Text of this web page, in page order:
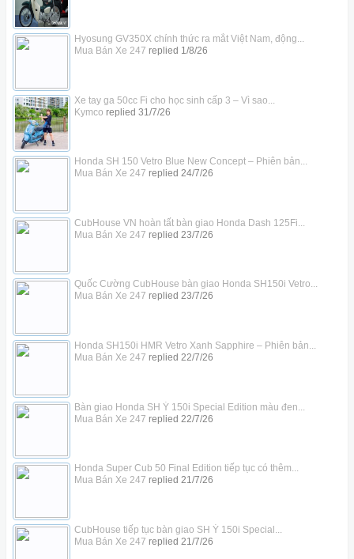
Hyosung GV350X chính thức ra mắt Việt Nam, động...
Mua Bán Xe 247 replied 1/8/26
Xe tay ga 50cc Fi cho học sinh cấp 3 – Vì sao...
Kymco replied 31/7/26
Honda SH 150 Vetro Blue New Concept – Phiên bản...
Mua Bán Xe 247 replied 24/7/26
CubHouse VN hoàn tất bàn giao Honda Dash 125Fi...
Mua Bán Xe 247 replied 23/7/26
Quốc Cường CubHouse bàn giao Honda SH150i Vetro...
Mua Bán Xe 247 replied 23/7/26
Honda SH150i HMR Vetro Xanh Sapphire – Phiên bản...
Mua Bán Xe 247 replied 22/7/26
Bàn giao Honda SH Ý 150i Special Edition màu đen...
Mua Bán Xe 247 replied 22/7/26
Honda Super Cub 50 Final Edition tiếp tục có thêm...
Mua Bán Xe 247 replied 21/7/26
CubHouse tiếp tục bàn giao SH Ý 150i Special...
Mua Bán Xe 247 replied 21/7/26